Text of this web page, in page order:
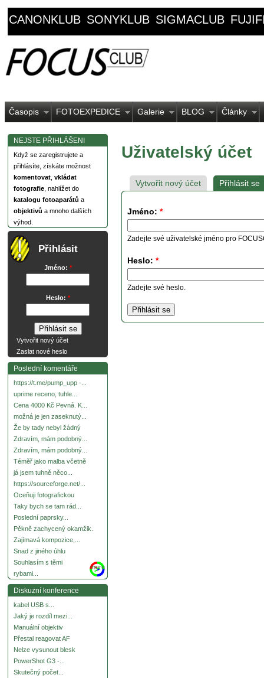
CANONKLUB SONYKLUB SIGMACLUB
Časopis FOTOEXPEDICE Galerie BLOG Články
NEJSTE PŘIHLÁŠENI
Když se zaregistrujete a
přihlásíte, získáte možnost
komentovat vkládat
fotografie , nahlížet do
katalogu fotoaparátů a
objektivů a mnoho dalších
výhod.
Přihlásit
Jméno: *
Heslo: *
Vytvořit nový účet
Zaslat nové heslo
Poslední komentáře
https://t.me/pump_upp -...
uprime receno, tuhle...
Cena 4000 Kč Pevná. K...
možná je jen zaseknutý...
Že by tady nebyl žádný
Zdravím, mám podobný...
Zdravím, mám podobný...
Téměř jako malba včetně
já jsem tuhně něco...
https://sourceforge.net/...
Oceňuji fotografickou
Taky bych se tam rád...
Poslední paprsky...
Pěkně zachycený okamžik.
Zajímavá kompozice,...
Snad z jiného úhlu
Souhlasím s těmi
rybami...
more
Diskuzní konference
kabel USB s...
Jaký je rozdíl mezi...
Manuální objektiv
Přestal reagovat AF
Nelze vysunout blesk
PowerShot G3 -...
Skutečný počet...
Uživatelský účet
Vytvořit nový účet Přihlásit se
Jméno: *
Zadejte své uživatelské jméno pro
Heslo: *
Zadejte své heslo.